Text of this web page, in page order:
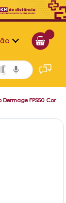
Alagoas
Bahia
FPS50 Cor